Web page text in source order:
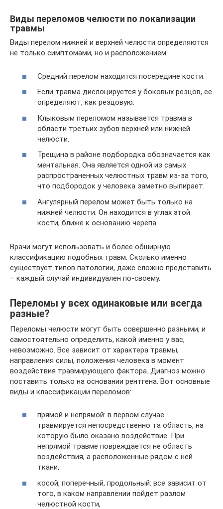
Виды переломов челюсти по локализации
травмы
Виды перелом нижней и верхней челюсти определяются
не только симптомами, но и расположением:
Средний перелом находится посередине кости.
Если травма дислоцируется у боковых резцов, ее
определяют, как резцовую.
Клыковым переломом называется травма в
области третьих зубов верхней или нижней
челюсти.
Трещина в районе подбородка обозначается как
ментальная. Она является одной из самых
распространенных челюстных травм из-за того,
что подбородок у человека заметно выпирает.
Ангулярный перелом может быть только на
нижней челюсти. Он находится в углах этой
кости, ближе к основанию черепа.
Врачи могут использовать и более обширную
классификацию подобных травм. Сколько именно
существует типов патологии, даже сложно представить
– каждый случай индивидуален по-своему.
Переломы у всех одинаковые или всегда
разные?
Переломы челюсти могут быть совершенно разными, и
самостоятельно определить, какой именно у вас,
невозможно. Все зависит от характера травмы,
направления силы, положения человека в момент
воздействия травмирующего фактора. Диагноз можно
поставить только на основании рентгена. Вот основные
виды и классификации переломов:
прямой и непрямой: в первом случае
травмируется непосредственно та область, на
которую было оказано воздействие. При
непрямой травме повреждается не область
воздействия, а расположенные рядом с ней
ткани,
косой, поперечный, продольный: все зависит от
того, в каком направлении пойдет разлом
челюстной кости,